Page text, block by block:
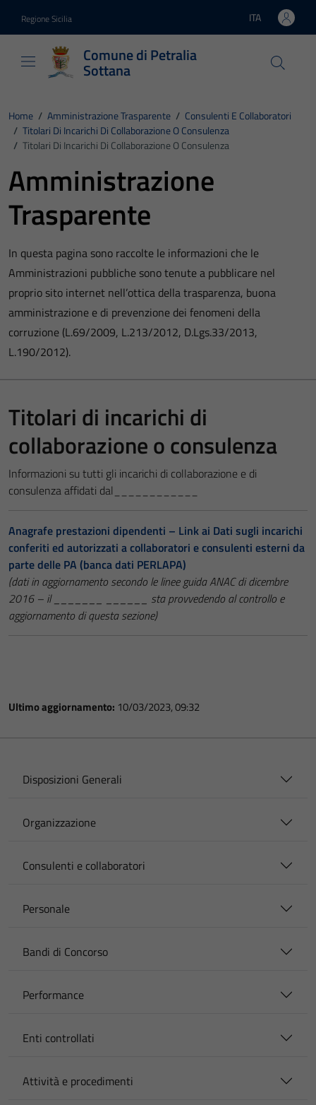
Regione Sicilia Lingua attiva:
ITA
Comune di Petralia
Sottana
Home / Amministrazione Trasparente / Consulenti E Collaboratori
/ Titolari Di Incarichi Di Collaborazione O Consulenza
/ Titolari Di Incarichi Di Collaborazione O Consulenza
Amministrazione
Trasparente
In questa pagina sono raccolte le informazioni che le
Amministrazioni pubbliche sono tenute a pubblicare nel
proprio sito internet nell’ottica della trasparenza, buona
amministrazione e di prevenzione dei fenomeni della
corruzione (L.69/2009, L.213/2012, D.Lgs.33/2013,
L.190/2012).
Titolari di incarichi di
collaborazione o consulenza
Informazioni su tutti gli incarichi di collaborazione e di
consulenza affidati dal____________
Anagrafe prestazioni dipendenti – Link ai Dati sugli incarichi
conferiti ed autorizzati a collaboratori e consulenti esterni da
parte delle PA (banca dati PERLAPA)
(dati in aggiornamento secondo le linee guida ANAC di dicembre
2016 – il _______ ______ sta provvedendo al controllo e
aggiornamento di questa sezione)
Ultimo aggiornamento: 10/03/2023, 09:32
Disposizioni Generali
Organizzazione
Consulenti e collaboratori
Personale
Bandi di Concorso
Performance
Enti controllati
Attività e procedimenti